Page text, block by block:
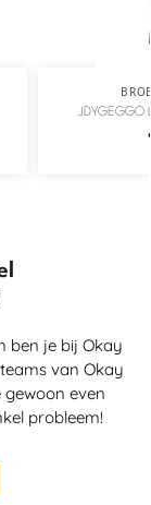
JDYGEGGO
ben je bij Okay
van Okay
even
probleem!